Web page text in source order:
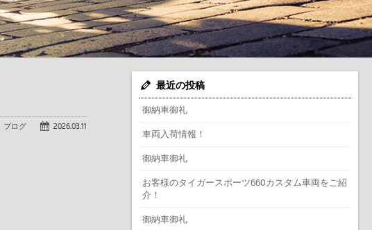
2026.03.11
ブログ
最近の投稿
御納車御礼
車両入荷情報！
御納車御礼
お客様のタイガースポーツ660カスタム車両をご紹
介！
御納車御礼